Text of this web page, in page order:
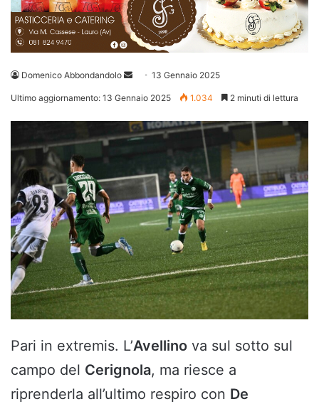
Domenico Abbondandolo
Invia 13 Gennaio 2025
Ultimo aggiornamento: 13 Gennaio 2025 1.034 2 minuti di lettura
Pari in extremis. L’Avellino va sul sotto sul
campo del Cerignola, ma riesce a
riprenderla all’ultimo respiro con De